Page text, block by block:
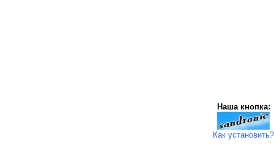
Наша кнопка:
Как установить?